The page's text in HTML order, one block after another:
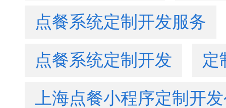
点餐系统定制开发服务
点餐系统定制开发
定
上海点餐小程序定制开